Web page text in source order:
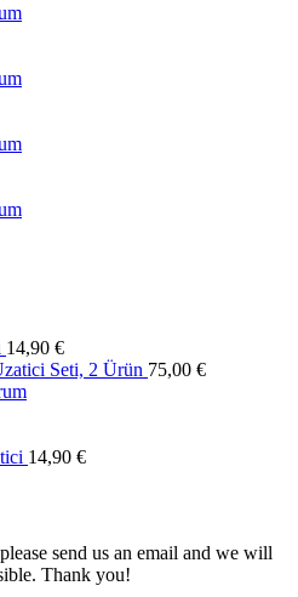
14,90 €
Seti, 2 Ürün 75,00 €
14,90 €
send us an email and we will
Thank you!